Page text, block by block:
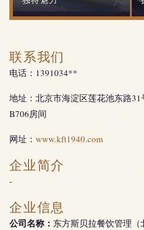
联系我们
电话：1391034**
地址：北京市海淀区莲花池东路
B706房间
网址： www.kft1940.com
企业简介
-
企业信息
公司名称： 东方斯贝拉餐饮管理（